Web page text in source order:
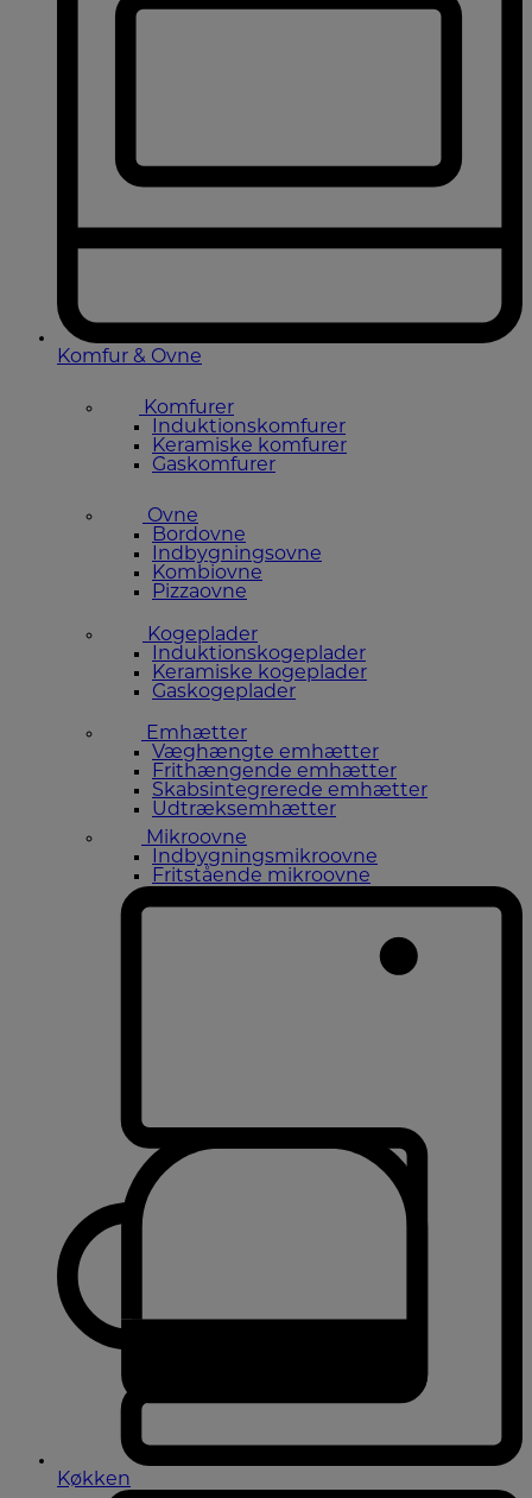
Komfur & Ovne
Komfurer
Induktionskomfurer
Keramiske komfurer
Gaskomfurer
Ovne
Bordovne
Indbygningsovne
Kombiovne
Pizzaovne
Kogeplader
Induktionskogeplader
Keramiske kogeplader
Gaskogeplader
Emhætter
Væghængte emhætter
Frithængende emhætter
Skabsintegrerede emhætter
Udtræksemhætter
Mikroovne
Indbygningsmikroovne
Fritstående mikroovne
Køkken